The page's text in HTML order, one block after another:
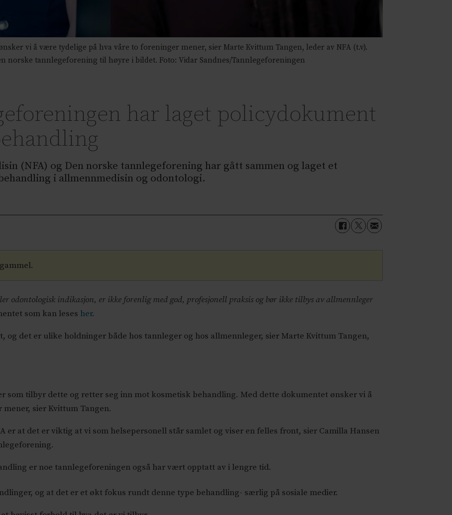
vi å være tydelige på hva våre to foreninger mener, sier Marte Kvittum Tangen, leder av NFA (t.v).
norske tannlegeforening til høyre i bildet. Foto: Vidar Sandnes/Tannlegeforeningen
har laget policydokument
(NFA) og Den norske tannlegeforening har gått sammen og laget et
i allmennmedisin og odontologi.
odontologisk indikasjon, er ikke forenlig med god, profesjonell praksis og bør ikke tilbys av allmennleger
som kan leses her.
og det er ulike holdninger både hos tannleger og hos allmennleger, sier Marte Kvittum Tangen,
som tilbyr dette og retter seg inn mot kosmetisk behandling. Med dette dokumentet ønsker vi å
sier Kvittum Tangen.
er at det er viktig at vi som helsepersonell står samlet og viser en felles front, sier Camilla Hansen
er noe tannlegeforeningen også har vært opptatt av i lengre tid.
og at det er et økt fokus rundt denne type behandling- særlig på sosiale medier.